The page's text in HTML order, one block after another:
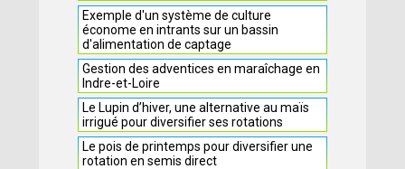
Exemple d'un système de culture
économe en intrants sur un bassin
d'alimentation de captage
Gestion des adventices en maraîchage en
Indre-et-Loire
Le Lupin d’hiver, une alternative au maïs
irrigué pour diversifier ses rotations
Le pois de printemps pour diversifier une
rotation en semis direct